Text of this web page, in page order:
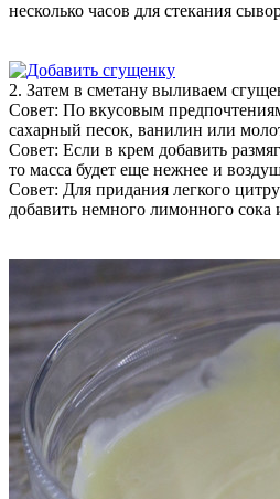
несколько часов для стекания
2. Затем в сметану выливаем
Совет: По вкусовым
сахарный песок, ванилин или
Совет: Если в крем добавить
то масса будет еще нежнее и
Совет: Для придания легкого
добавить немного лимонного сока